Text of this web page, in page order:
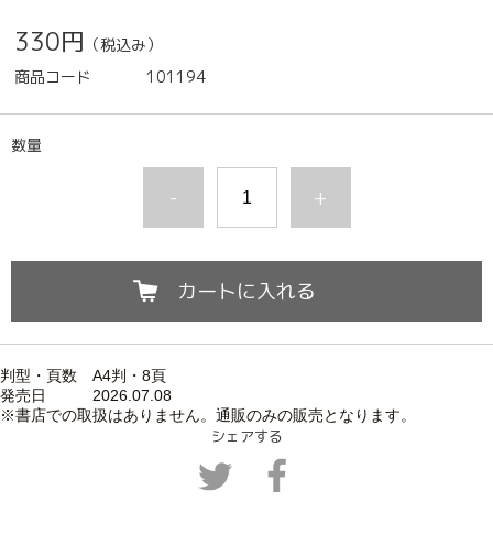
330円 （税込み）
商品コード
101194
数量
- +
カートに入れる
判型・頁数 A4判・8頁
発売日 2026.07. 08
※書店での取扱はありません。通販のみの販売となります。
シェアする